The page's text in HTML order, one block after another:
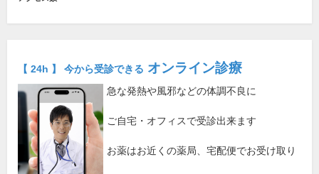
【 24h 】 今から受診できる オンライン診療
急な発熱や風邪などの体調不良に
ご自宅・オフィスで受診出来ます
お薬はお近くの薬局、宅配便でお受け取り